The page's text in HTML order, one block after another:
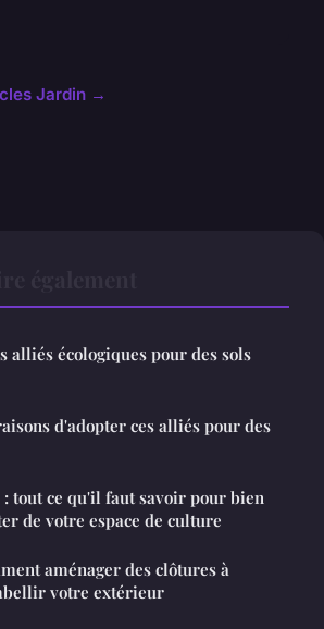
Jardin →
alliés écologiques pour des sols
d'adopter ces alliés pour des
tout ce qu'il faut savoir pour bien
de votre espace de culture
aménager des clôtures à
votre extérieur